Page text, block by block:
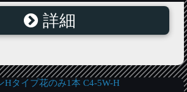
ンBタイプパイプ・ポール立てセット
詳細